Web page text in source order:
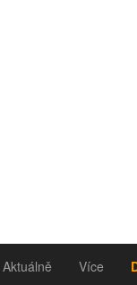
Aktuálně Více